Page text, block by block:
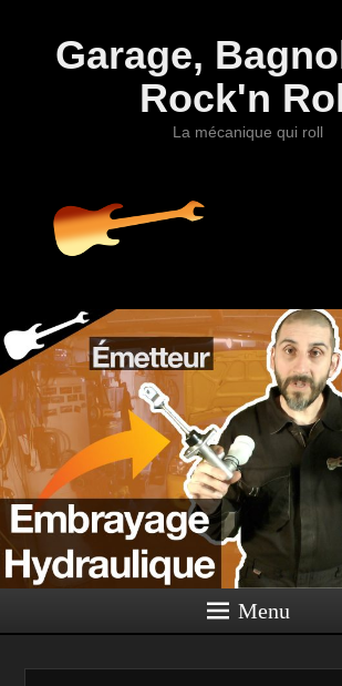
Garage,
Rock'n
La mécanique qui roll
Menu